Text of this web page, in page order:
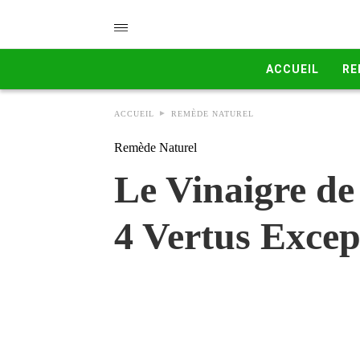
ACCUEIL
ACCUEIL REMÈDE NATUREL
Remède Naturel
Le Vinaigre de
4 Vertus